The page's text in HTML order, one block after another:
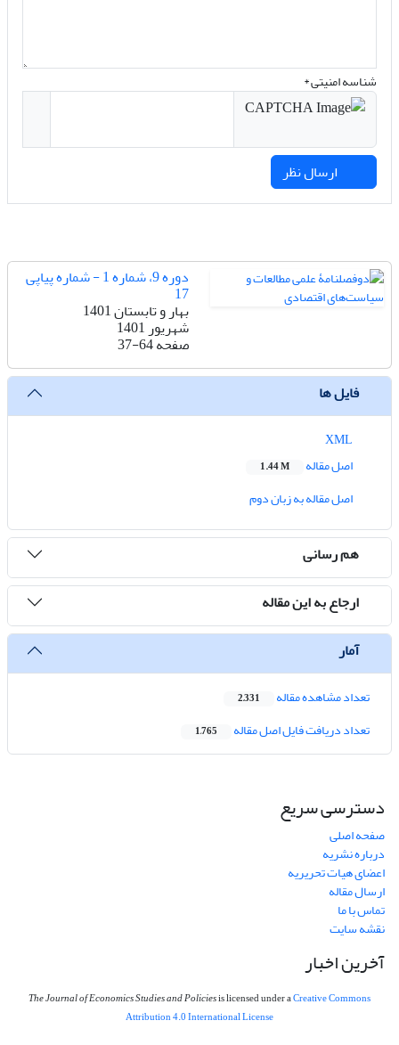
شناسه امنیتی *
دوره 9، شماره 1 - شماره پیاپی
17
بهار و تابستان 1401
شهریور 1401
صفحه37-64
فایل ها
اصل مقاله
1.44 M
اصل مقاله به زبان دوم
هم رسانی
ارجاع به این مقاله
آمار
تعداد مشاهده مقاله 2,331
تعداد دریافت فایل اصل مقاله 1,765
دسترسی سریع
صفحه اصلی
درباره نشریه
اعضای هیات تحریریه
ارسال مقاله
تماس با ما
نقشه سایت
آخرین اخبار
The Journal of Economics Studies and Policiesis licensed under aCreative Commons
Attribution 4.0 International License